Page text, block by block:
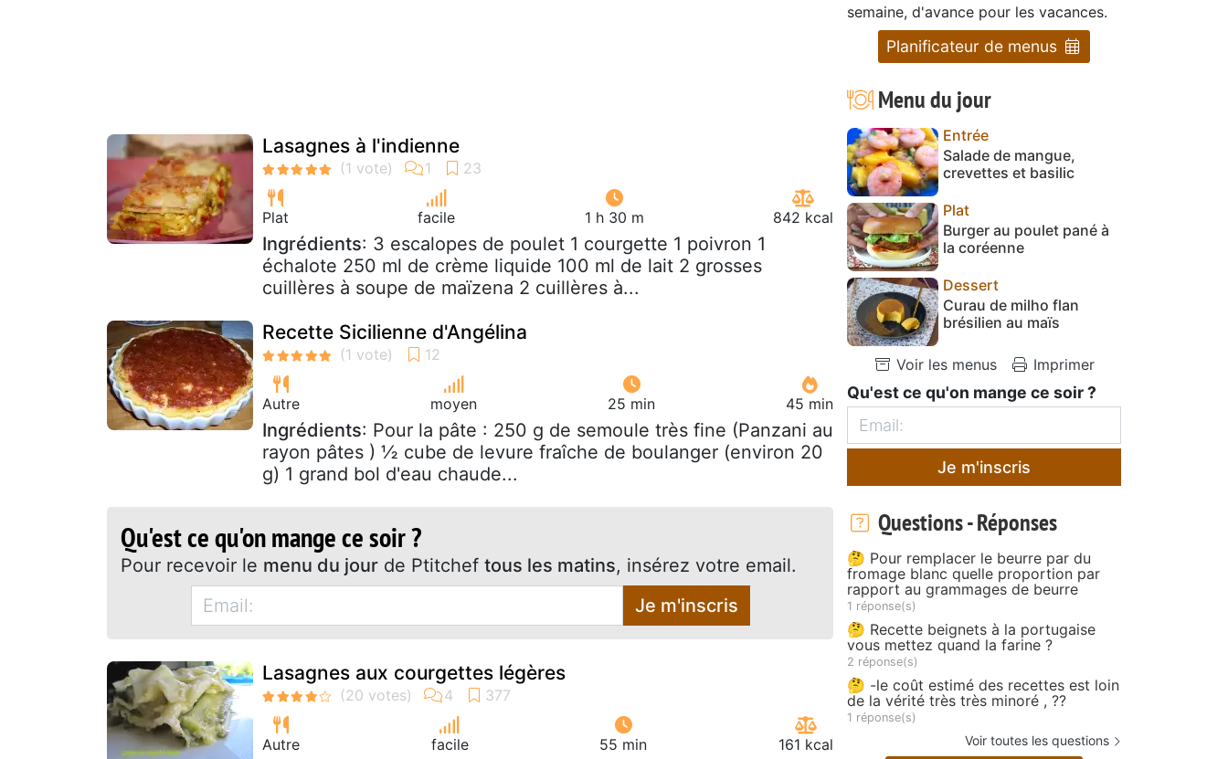
Lasagnes à l'indienne
Plat facile 1 h 30 m 842 kcal
Ingrédients: 3 escalopes de poulet 1 courgette 1 poivron 1
échalote 250 ml de crème liquide 100 ml de lait 2 grosses
cuillères à soupe de maïzena 2 cuillères à...
Recette Sicilienne d'Angélina
Autre moyen 25 min 45 min
Ingrédients: Pour la pâte : 250 g de semoule très fine (Panzani au
rayon pâtes ) ½ cube de levure fraîche de boulanger (environ 20
g) 1 grand bol d'eau chaude...
Qu'est ce qu'on mange ce soir ?
Pour recevoir le menu du jour de Ptitchef tous les matins, insérez votre email.
Je m'inscris
Lasagnes aux courgettes légères
Autre facile 55 min 161 kcal
semaine, d'avance pour les vacances.
Planificateur de menus
Menu du jour
Entrée
Salade de mangue,
crevettes et basilic
Plat
Burger au poulet pané à
la coréenne
Dessert
Curau de milho flan
brésilien au maïs
Voir les menus Imprimer
Qu'est ce qu'on mange ce soir ?
Je m'inscris
Questions - Réponses
🤔 Pour remplacer le beurre par du
fromage blanc quelle proportion par
rapport au grammages de beurre
1 réponse(s)
🤔 Recette beignets à la portugaise
vous mettez quand la farine ?
2 réponse(s)
🤔 -le coût estimé des recettes est loin
de la vérité très très minoré , ??
1 réponse(s)
Voir toutes les questions